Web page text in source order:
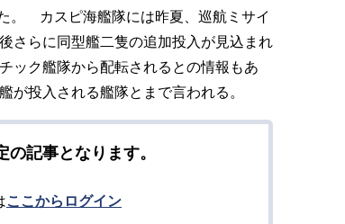
。 カスピ海艦隊には昨夏、巡航ミサイ
さらに同型艦二隻の追加投入が見込まれ
ック艦隊から配転されるとの情報もあ
が投入される艦隊とまで言われる。
記事となります。
ここからログイン